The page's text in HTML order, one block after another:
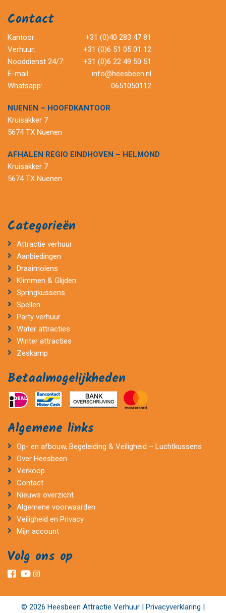
Contact
Kantoor:
+31 (0)40 283 47 81
Verhuur:
+31 (0)6 51 05 01 12
Nooddienst 24/7:
+31 (0)6 22 49 50 51
E-mail:
info@heesbeen.nl
Whatsapp:
0651050112
NUENEN – HOOFDKANTOOR
Kruisakker 7
5674 TX Nuenen
AFHALEN REGIO EINDHOVEN – HELMOND
Kruisakker 7
5674 TX Nuenen
Categorieën
Attractie verhuur
Aanbiedingen
Draaimolens
Klimmen & Glijden
Springkussens
Spellen
Party verhuur
Water attracties
Winter attracties
Zeskamp
Betaalmogelijkheden
Algemene links
Op- en afbouw, Begeleiding & Veiligheid – Luchtkussens
Over Heesbeen
Verkoop
Contact
Nieuws overzicht
Algemene voorwaarden
Veiligheid en Privacy
Mijn account
Volg ons op
© 2026 Heesbeen Attractie Verhuur | Privacyverklaring |